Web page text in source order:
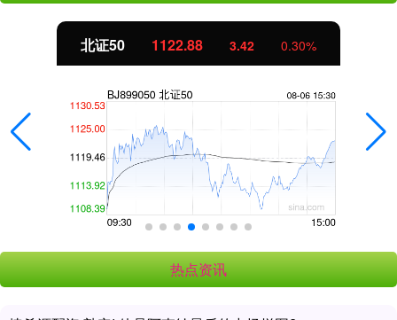
北证50 1122.88 3.42 0.30%
热点资讯